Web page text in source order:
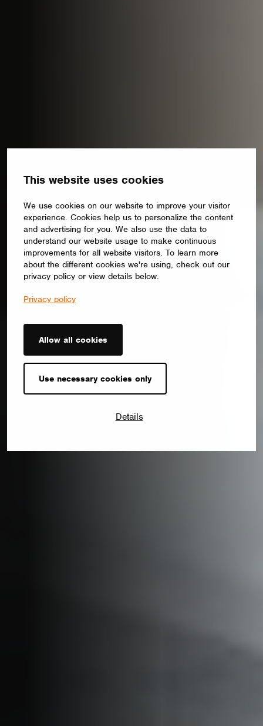
This website uses cookies
We use cookies on our website to improve your visitor
experience. Cookies help us to personalize the content
and advertising for you. We also use the data to
understand our website usage to make continuous
improvements for all website visitors. To learn more
about the different cookies we're using, check out our
privacy policy or view details below.
Privacy policy
Allow all cookies
Use necessary cookies only
Details